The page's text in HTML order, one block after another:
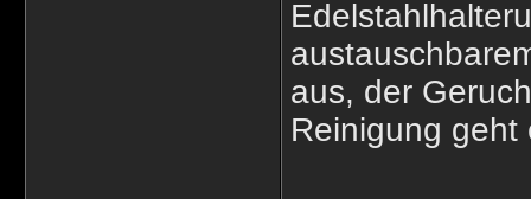
aus, der
Reinigung